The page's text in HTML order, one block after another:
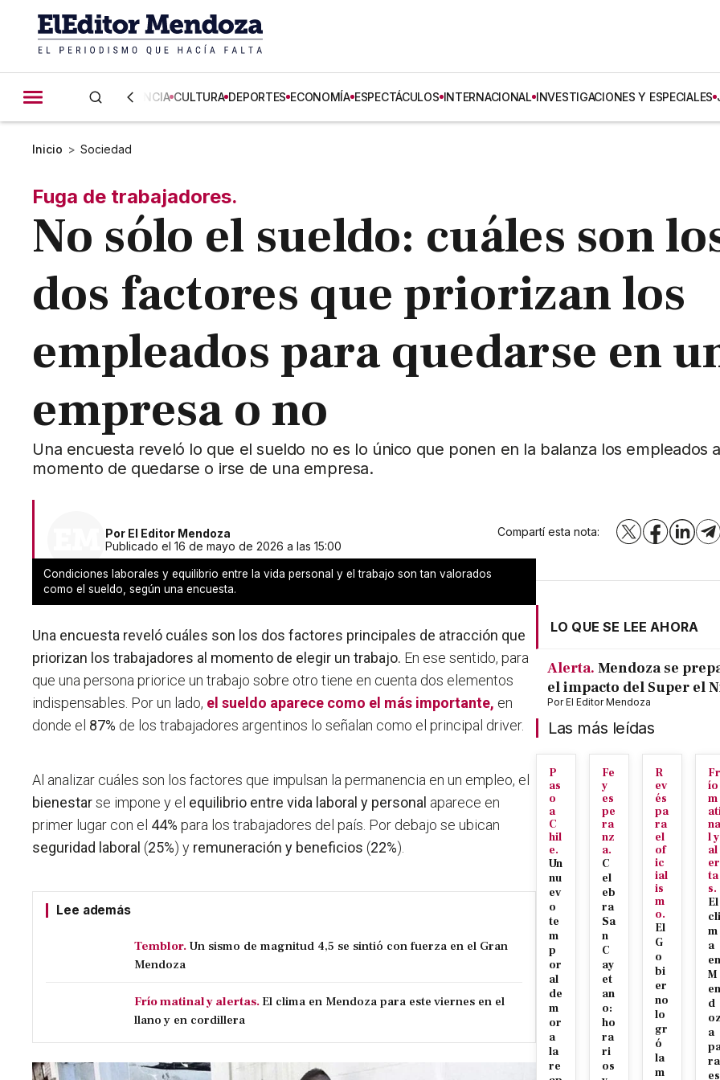
CIENCIA CULTURA DEPORTES ECONOMÍA ESPECTÁCULOS INTERNACIONAL INVESTIGACIONES Y ESPECIALES
Inicio > Sociedad
Fuga de trabajadores.
No sólo el sueldo: cuáles son
dos factores que priorizan los
empleados para quedarse en
empresa o no
Una encuesta reveló lo que el sueldo no es lo único que ponen en la balanza los empleados
momento de quedarse o irse de una empresa.
Por El Editor Mendoza
Publicado el 16 de mayo de 2026 a las 15:00
Compartí esta nota: X Facebook
Condiciones laborales y equilibrio entre la vida personal y el trabajo son tan valorados
como el sueldo, según una encuesta.
Una encuesta reveló cuáles son los dos factores principales de atracción que
priorizan los trabajadores al momento de elegir un trabajo. En ese sentido, para
que una persona priorice un trabajo sobre otro tiene en cuenta dos elementos
indispensables. Por un lado, elsueldo aparece como el más importante, en
donde el 87% de los trabajadores argentinos lo señalan como el principal driver.
Al analizar cuáles son los factores que impulsan la permanencia en un empleo, el
bienestarse impone y el equilibrio entre vida laboral y personal aparece en
primer lugar con el 44% para los trabajadores del país. Por debajo se ubican
seguridad laboral (25%) y remuneración y beneficios (22%).
Lee además
Temblor. Un sismo de magnitud 4,5 se sintió con fuerza en el Gran
Mendoza
Frío matinal y alertas. El clima en Mendoza para este viernes en el
llano y en cordillera
LO QUE SE LEE AHORA
Alerta. Mendoza se
el impacto del Super el
PorEl Editor Mendoza
Las más leídas
P
as
o
a
C
hil
e.
Un
nu
ev
o
te
m
p
or
al
de
m
or
a
la
re
Fe
y
es
pe
ra
nz
a.
C
el
eb
ra
Sa
n
C
ay
et
an
o:
ho
ra
ri
os
R
ev
és
pa
ra
el
of
ic
ial
is
m
o.
El
G
o
bi
er
no
lo
gr
ó
la
m
Fr
ío
m
na
l y
al
er
ta
s.
El
cli
m
a
en
M
en
d
a
ra
es